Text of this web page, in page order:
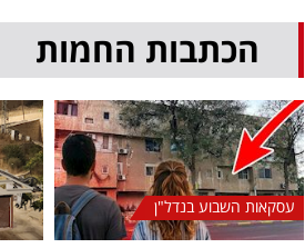
הכתבות החמות
עסקאות השבוע בנדל"ן